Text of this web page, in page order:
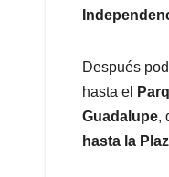
Después
hasta el
Guadalupe,
hasta la